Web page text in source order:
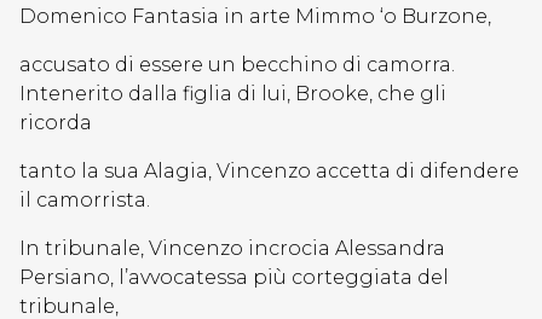
Domenico Fantasia in arte Mimmo ‘o Burzone,
accusato di essere un becchino di camorra.
Intenerito dalla figlia di lui, Brooke, che gli
ricorda
tanto la sua Alagia, Vincenzo accetta di difendere
il camorrista.
In tribunale, Vincenzo incrocia Alessandra
Persiano, l’avvocatessa più corteggiata del
tribunale,